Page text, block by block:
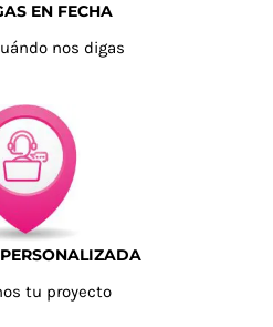
EN FECHA
nos digas
tu proyecto